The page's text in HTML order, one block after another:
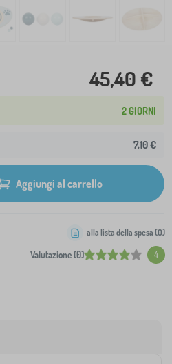
45,40 €
2 GIORNI
7,10 €
Aggiungi al carrello
Valutazione (0) 4
alla lista della spesa (0)